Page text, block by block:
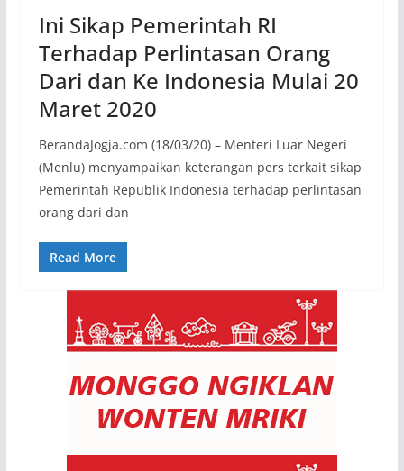
Ini Sikap Pemerintah RI
Terhadap Perlintasan Orang
Dari dan Ke Indonesia Mulai 20
Maret 2020
BerandaJogja.com (18/03/20) – Menteri Luar Negeri
(Menlu) menyampaikan keterangan pers terkait sikap
Pemerintah Republik Indonesia terhadap perlintasan
orang dari dan
Read More